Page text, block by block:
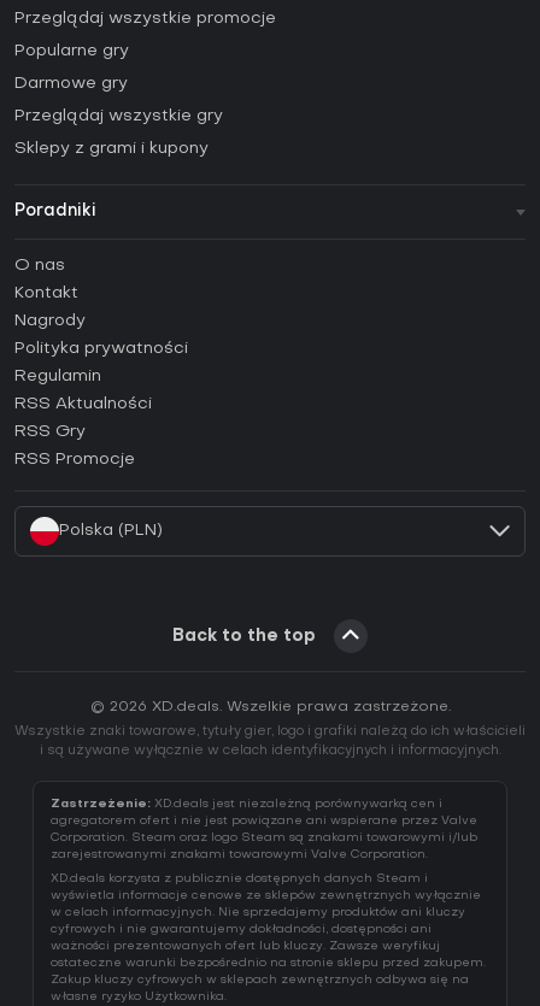
Przeglądaj wszystkie promocje
Popularne gry
Darmowe gry
Przeglądaj wszystkie gry
Sklepy z grami i kupony
Poradniki
Poradniki
Jak aktywować klucz Steam (CD Key)?
Jak aktywować klucz Epic Games (CD Key)?
Jak aktywować klucz GOG (CD Key)?
Jak aktywować klucz Ubisoft Connect (CD Key)?
O nas
Kontakt
Nagrody
Polityka prywatności
Regulamin
RSS Aktualności
RSS Gry
RSS Promocje
Polska (PLN)
Back to the top
© 2026 XD.deals. Wszelkie prawa zastrzeżone.
Wszystkie znaki towarowe, tytuły gier, logo i grafiki należą do ich właścicieli
i są używane wyłącznie w celach identyfikacyjnych i informacyjnych.
Zastrzeżenie: XD.deals jest niezależną porównywarką cen i
agregatorem ofert i nie jest powiązane ani wspierane przez Valve
Corporation. Steam oraz logo Steam są znakami towarowymi i/lub
zarejestrowanymi znakami towarowymi Valve Corporation.
XD.deals korzysta z publicznie dostępnych danych Steam i
wyświetla informacje cenowe ze sklepów zewnętrznych wyłącznie
w celach informacyjnych. Nie sprzedajemy produktów ani kluczy
cyfrowych i nie gwarantujemy dokładności, dostępności ani
ważności prezentowanych ofert lub kluczy. Zawsze weryfikuj
ostateczne warunki bezpośrednio na stronie sklepu przed zakupem.
Zakup kluczy cyfrowych w sklepach zewnętrznych odbywa się na
własne ryzyko Użytkownika.